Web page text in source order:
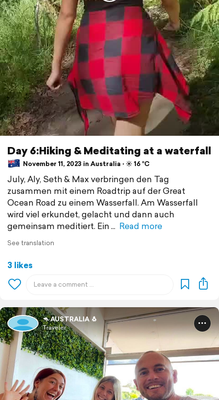
Day 6:Hiking & Meditating at a waterfall
November 11, 2023 in Australia ⋅ ☀️ 16 °C
July, Aly, Seth & Max verbringen den Tag
zusammen mit einem Roadtrip auf der Great
Ocean Road zu einem Wasserfall. Am Wasserfall
wird viel erkundet, gelacht und dann auch
gemeinsam meditiert. Ein
Read more
See translation
3 likes
🦘 AUSTRALIA 🐧
Traveler